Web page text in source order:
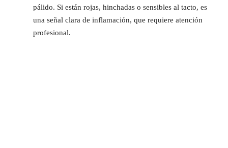
pálido. Si están rojas, hinchadas o sensibles al tacto, es
una señal clara de inflamación, que requiere atención
profesional.